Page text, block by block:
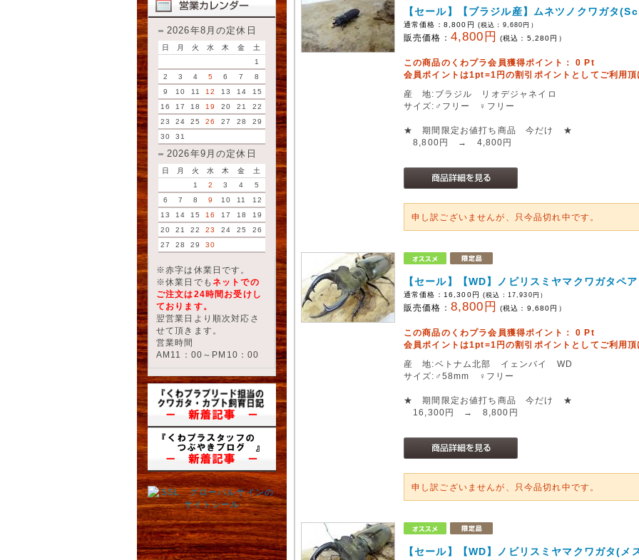
2026年8月の定休日
日 月 火 水 木 金
土
1
2
3 4 5 6 7
8
9
10 11 12 13 14
15
16
17 18 19 20 21
22
23
24 25 26 27 28
29
30
31
2026年9月の定休日
日 月 火 水 木 金
土
1
2 3 4
5
6
7 8 9 10 11
12
13
14 15 16 17 18
19
20
21 22 23 24 25
26
27
28 29 30
※赤字は休業日です。
※休業日でも ネットでの
ご注文は24時間お受けし
ております。
翌営業日より順次対応さ
せて頂きます。
営業時間
AM11：00～PM10：00
【セール】【ブラジル産】ムネツノクワガ
通常価格： 8,800円 (税込： 9,680円）
販売価格： 4,800円 (税込： 5,280円）
この商品のくわプラ会員獲得ポイント：0 Pt
会員ポイントは1pt=1円の割引ポイントとしてご利用頂
産 地:ブラジル リオデジャネイロ
サイズ:♂フリー ♀フリー
★ 期間限定お値打ち商品 今だけ ★
8,800円 → 4,800円
申し訳ございませんが、只今品切れ中です。
【セール】【WD】ノビリスミヤマクワガタペア
通常価格： 16,300円 (税込： 17,930円）
販売価格： 8,800円 (税込： 9,680円）
この商品のくわプラ会員獲得ポイント：0 Pt
会員ポイントは1pt=1円の割引ポイントとしてご利用頂
産 地:ベトナム北部 イェンバイ WD
サイズ:♂58mm ♀フリー
★ 期間限定お値打ち商品 今だけ ★
16,300円 → 8,800円
申し訳ございませんが、只今品切れ中です。
【セール】【WD】ノビリスミヤマクワガタ(メ